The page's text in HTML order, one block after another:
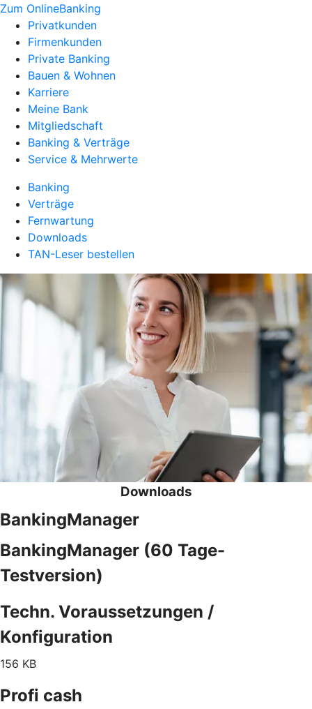
Zum OnlineBanking
Privatkunden
Firmenkunden
Private Banking
Bauen & Wohnen
Karriere
Meine Bank
Mitgliedschaft
Banking & Verträge
Service & Mehrwerte
Banking
Verträge
Fernwartung
Downloads
TAN-Leser bestellen
Downloads
BankingManager
BankingManager (60 Tage-
Testversion)
Techn. Voraussetzungen /
Konfiguration
156 KB
Profi cash